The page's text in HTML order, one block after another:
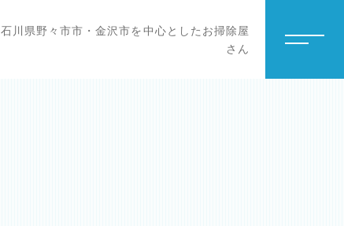
石川県野々市市・金沢市を中心としたお掃除屋
さん